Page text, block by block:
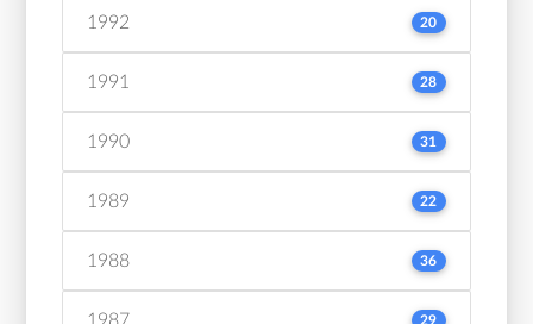
1992 20
1991 28
1990 31
1989 22
1988 36
1987 29